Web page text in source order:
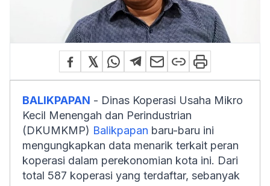
BALIKPAPAN - Dinas Koperasi Usaha Mikro
Kecil Menengah dan Perindustrian
(DKUMKMP) Balikpapan baru-baru ini
mengungkapkan data menarik terkait peran
koperasi dalam perekonomian kota ini. Dari
total 587 koperasi yang terdaftar, sebanyak